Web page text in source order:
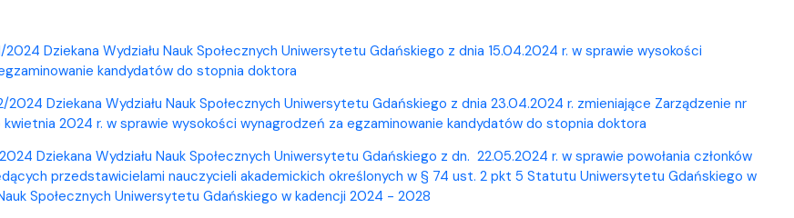
2024 Dziekana Wydziału Nauk Społecznych Uniwersytetu Gdańskiego z dnia 15.04.2024 r. w sprawie wysokości
kandydatów do stopnia doktora
2024 Dziekana Wydziału Nauk Społecznych Uniwersytetu Gdańskiego z dnia 23.04.2024 r. zmieniające Zarządzenie nr
kwietnia 2024 r. w sprawie wysokości wynagrodzeń za egzaminowanie kandydatów do stopnia doktora
Dziekana Wydziału Nauk Społecznych Uniwersytetu Gdańskiego z dn. 22.05.2024 r. w sprawie powołania członków
przedstawicielami nauczycieli akademickich określonych w § 74 ust. 2 pkt 5 Statutu Uniwersytetu Gdańskiego w
Społecznych Uniwersytetu Gdańskiego w kadencji 2024 - 2028